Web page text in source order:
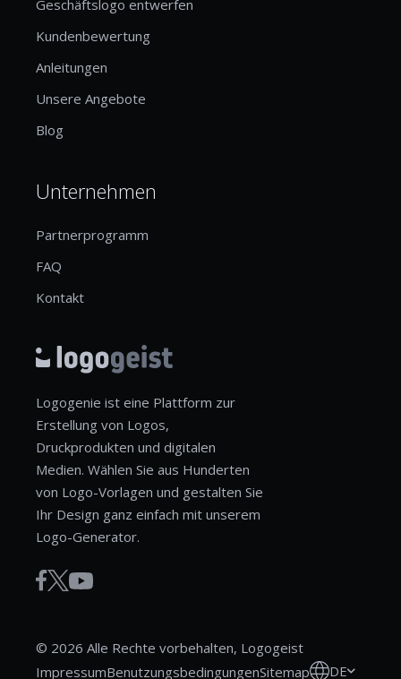
Geschäftslogo entwerfen
Kundenbewertung
Anleitungen
Unsere Angebote
Blog
Unternehmen
Partnerprogramm
FAQ
Kontakt
Logogenie ist eine Plattform zur
Erstellung von Logos,
Druckprodukten und digitalen
Medien. Wählen Sie aus Hunderten
von Logo-Vorlagen und gestalten Sie
Ihr Design ganz einfach mit unserem
Logo-Generator.
© 2026 Alle Rechte vorbehalten, Logogeist
ImpressumBenutzungsbedingungenSitemap DE